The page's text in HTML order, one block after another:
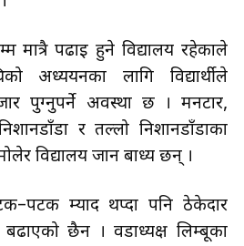
मात्रै पढाइ हुने विद्यालय रहेकाले
अध्ययनका लागि विद्यार्थीले
पुग्नुपर्ने अवस्था छ । मनटार,
र तल्लो निशानडाँडाका
विद्यालय जान बाध्य छन् ।
म्याद थप्दा पनि ठेकेदार
छैन । वडाध्यक्ष लिम्बूका